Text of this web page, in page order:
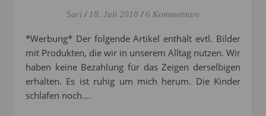
Sari / 18. Juli 2018 / 6 Kommentare
*Werbung* Der folgende Artikel enthält evtl. Bilder
mit Produkten, die wir in unserem Alltag nutzen. Wir
haben keine Bezahlung für das Zeigen derselbigen
erhalten. Es ist ruhig um mich herum. Die Kinder
schlafen noch.…